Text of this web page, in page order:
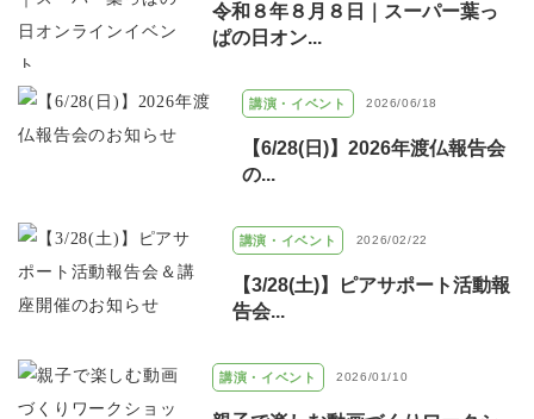
令和８年８月８日｜スーパー葉っ
ぱの日オン...
講演・イベント 2026/06/18
【6/28(日)】2026年渡仏報告会
の...
講演・イベント 2026/02/22
【3/28(土)】ピアサポート活動報
告会...
講演・イベント 2026/01/10